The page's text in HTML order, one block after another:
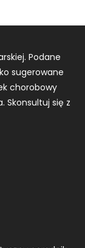
Podane
sugerowane
chorobowy
Skonsultuj się z